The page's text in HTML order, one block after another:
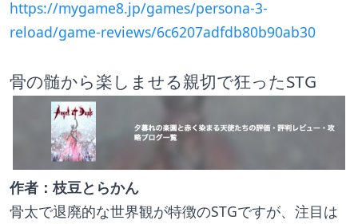
https://mygame8.jp/games/persona-3-
reload/game-reviews/6c6207adfdb80b90ab30
骨の髄から楽しませる親切で狂ったSTG
作者：枝豆とらかん
骨太で退廃的な世界観が特徴のSTGですが、注目は